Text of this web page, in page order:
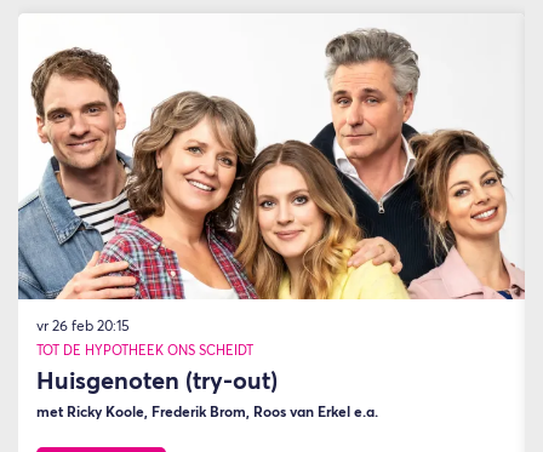
Huisgenoten (try-out)
met Ricky Koole, Frederik Brom, Roos van Erkel e.a.
TOT DE HYPOTHEEK ONS SCHEIDT
vr 26 feb 20:15